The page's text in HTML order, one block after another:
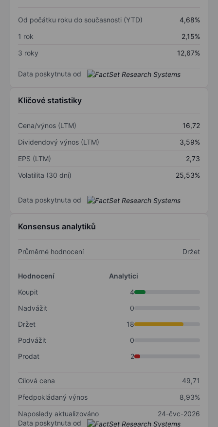
Od počátku roku do současnosti (YTD)
4,68%
1 rok
2,15%
3 roky
12,67%
Data poskytnuta od
Klíčové statistiky
Cena/výnos (LTM)
16,72
Dividendový výnos (LTM)
3,59%
EPS (LTM)
2,73
Volatilita (30 dní)
25,53%
Data poskytnuta od
Konsensus analytiků
Průměrné hodnocení Držet
Hodnocení
Analytici
Koupit
4
Nadvážit
0
Držet
18
Podvážit
0
Prodat
2
Cílová cena
49,71
Předpokládaný výnos
8,93%
Naposledy aktualizováno
24-čvc-2026
Data poskytnuta od